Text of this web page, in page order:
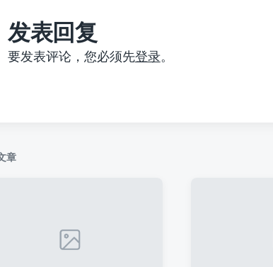
发表回复
要发表评论，您必须先登录。
章